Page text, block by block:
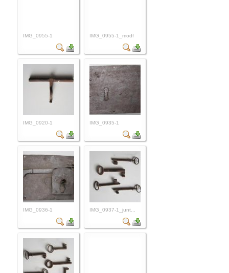
IMG_0955-1 IMG_0955-1_modf
IMG_0920-1 IMG_0935-1
IMG_0936-1 IMG_0937-1_junt...